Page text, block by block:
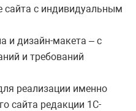
сайта с индивидуальным
и дизайн-макета – с
и требований
реализации именно
сайта редакции 1С-